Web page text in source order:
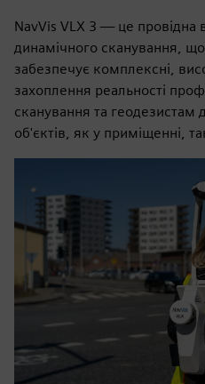
NavVis VLX 3 — це провідна
динамічного сканування,
забезпечує комплексні,
захоплення реальності
сканування та геодезистам
об'єктів, як у приміщенні,